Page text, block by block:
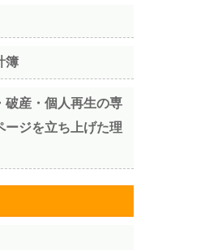
簿
破産・個人再生の専
ージを立ち上げた理